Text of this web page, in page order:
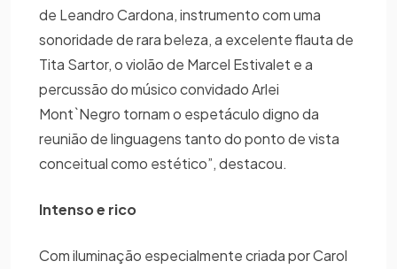
de Leandro Cardona, instrumento com uma
sonoridade de rara beleza, a excelente flauta de
Tita Sartor, o violão de Marcel Estivalet e a
percussão do músico convidado Arlei
Mont`Negro tornam o espetáculo digno da
reunião de linguagens tanto do ponto de vista
conceitual como estético”, destacou.
Intenso e rico
Com iluminação especialmente criada por Carol